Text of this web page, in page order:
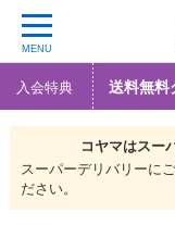
MENU
入会特典 送料無料
コヤマはスー
スーパーデリバリーに
ださい。